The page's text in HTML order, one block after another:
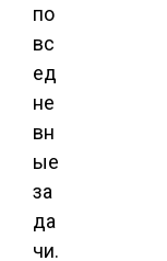
по
вс
ед
не
вн
ые
за
да
чи.